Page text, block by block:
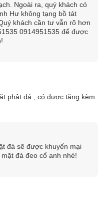
Ngoài ra, quý khách có
Hư không tạng bồ tát
khách cần tư vẫn rõ hơn
0914951535 để được
phật đá , có được tặng kèm
đá sẽ được khuyến mại
đá đeo cổ anh nhé!